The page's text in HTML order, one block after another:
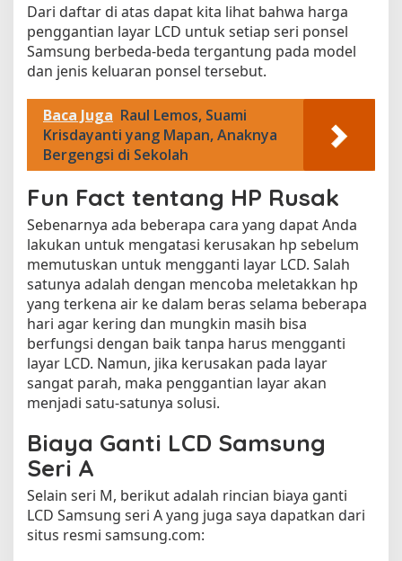
I
n
f
o
m
a
s
T
e
k
i
n
i
Dari daftar di atas dapat kita lihat bahwa harga
penggantian layar LCD untuk setiap seri ponsel
Samsung berbeda-beda tergantung pada model
dan jenis keluaran ponsel tersebut.
Baca Juga Raul Lemos, Suami
Krisdayanti yang Mapan, Anaknya
Bergengsi di Sekolah
Fun Fact tentang HP Rusak
Sebenarnya ada beberapa cara yang dapat Anda
lakukan untuk mengatasi kerusakan hp sebelum
memutuskan untuk mengganti layar LCD. Salah
satunya adalah dengan mencoba meletakkan hp
yang terkena air ke dalam beras selama beberapa
hari agar kering dan mungkin masih bisa
berfungsi dengan baik tanpa harus mengganti
layar LCD. Namun, jika kerusakan pada layar
sangat parah, maka penggantian layar akan
menjadi satu-satunya solusi.
Biaya Ganti LCD Samsung
Seri A
Selain seri M, berikut adalah rincian biaya ganti
LCD Samsung seri A yang juga saya dapatkan dari
situs resmi samsung.com: